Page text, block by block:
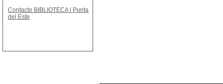
Contacto BIBLIOTECA | Punta
del Este